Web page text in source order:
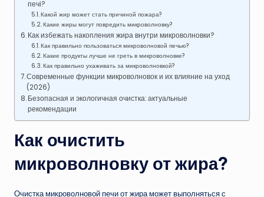
печі?
Какой жир может стать причиной пожара?
Какие жиры могут повредить микроволновку?
Как избежать накопления жира внутри микроволновки?
Как правильно пользоваться микроволновой печью?
Какие продукты лучше не греть в микроволновке?
Как правильно ухаживать за микроволновкой?
Современные функции микроволновок и их влияние на уход
(2026)
Безопасная и экологичная очистка: актуальные
рекомендации
Как очистить
микроволновку от жира?
Очистка микроволновой печи от жира может выполняться с